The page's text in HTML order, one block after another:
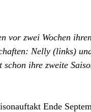
vor zwei Wochen
Nelly (links)
ihre zweite
Ende